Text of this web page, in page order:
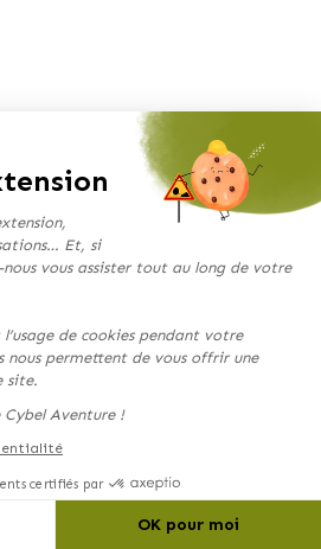
un garage à toit plat ?
plusieurs années, le toit plat est
urbain. C'est la tendance des maisons à
Et, si
nous vous assister tout au long de votre
de cookies pendant votre
permettent de vous offrir une
site.
Cybel Aventure !
certifiés par
OK pour moi